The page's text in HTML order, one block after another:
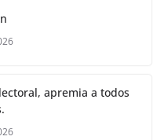
apremia a todos